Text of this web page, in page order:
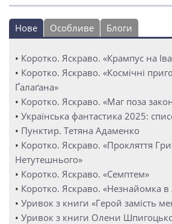
Нове Особливе Блоги
• Коротко. Яскраво. «Крампус на
• Коротко. Яскраво. «Космічні
Ґалаґана»
• Коротко. Яскраво. «Маг поза
• Українська фантастика 2025:
• Пунктир. Тетяна Адаменко
• Коротко. Яскраво. «Прокляття
Нетутешнього»
• Коротко. Яскраво. «Семптем»
• Коротко. Яскраво. «Незнайомка в
• Уривок з книги «Герой замість
• Уривок з книги Олени